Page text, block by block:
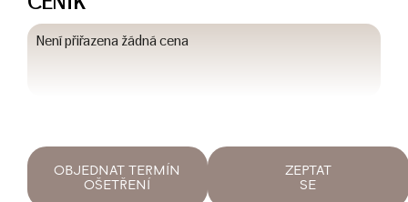
Není přiřazena žádná cena
OBJEDNAT TERMÍN
OŠETŘENÍ
ZEPTAT
SE